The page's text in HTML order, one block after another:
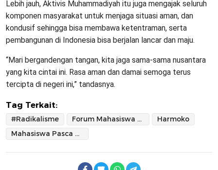
Lebih jauh, Aktivis Muhammadiyah itu juga mengajak seluruh
komponen masyarakat untuk menjaga situasi aman, dan
kondusif sehingga bisa membawa ketentraman, serta
pembangunan di Indonesia bisa berjalan lancar dan maju.
“Mari bergandengan tangan, kita jaga sama-sama nusantara
yang kita cintai ini. Rasa aman dan damai semoga terus
tercipta di negeri ini,” tandasnya.
Tag Terkait:
#Radikalisme Forum Mahasiswa Pasca Sarjana Indonesia (Formapsi)
Harmoko
Mahasiswa Pasca Sarjana UI